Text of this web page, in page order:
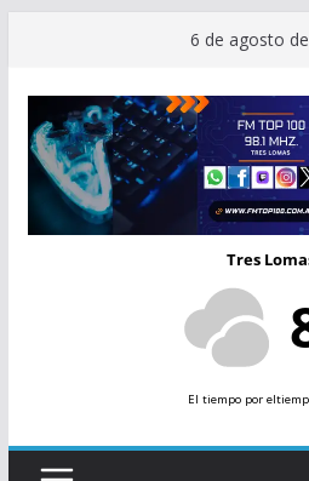
contenido
6 de agosto
Tres
El tiempopor